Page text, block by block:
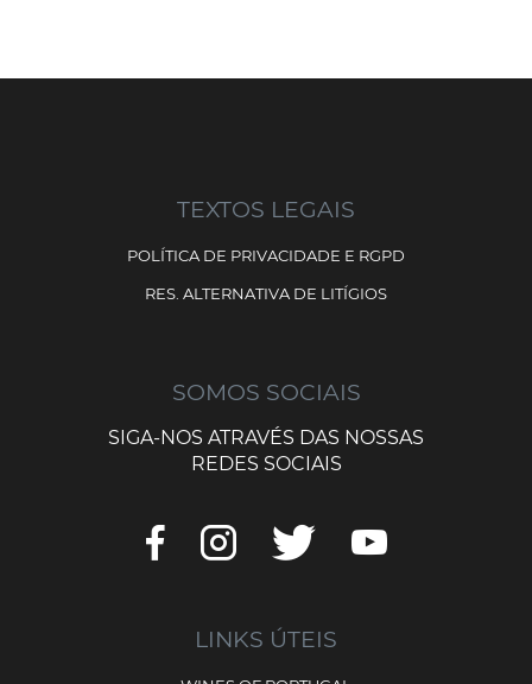
TEXTOS LEGAIS
POLÍTICA DE PRIVACIDADE E RGPD
RES. ALTERNATIVA DE LITÍGIOS
SOMOS SOCIAIS
SIGA-NOS ATRAVÉS DAS NOSSAS
REDES SOCIAIS
LINKS ÚTEIS